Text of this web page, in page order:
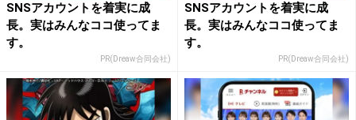
SNSアカウントを着実に成
長。実はみんなココ使ってま
す。
PR(Dreaw合同会社)
SNSアカウントを着実に成
長。実はみんなココ使ってま
す。
PR(Dreaw合同会社)